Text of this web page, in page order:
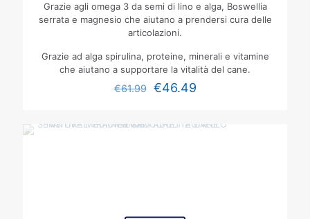
Grazie agli omega 3 da semi di lino e alga, Boswellia
serrata e magnesio che aiutano a prendersi cura delle
articolazioni.
Grazie ad alga spirulina, proteine, minerali e vitamine
che aiutano a supportare la vitalità del cane.
€61.99 €46.49